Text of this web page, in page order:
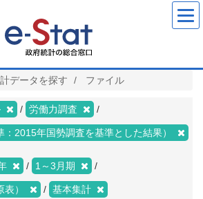
データを探す ファイル
労働力調査
：2015年国勢調査を基準とした結果）
1～3月期
表） 基本集計